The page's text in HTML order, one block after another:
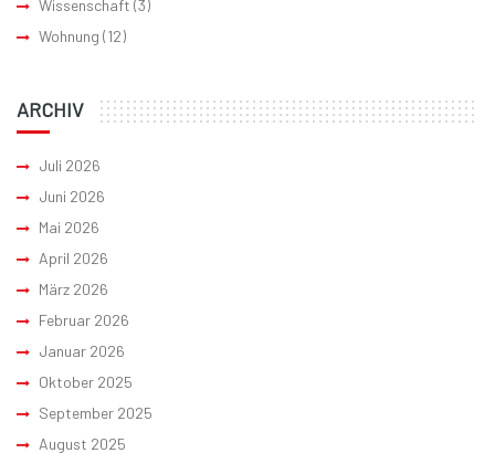
Wissenschaft (3)
Wohnung (12)
ARCHIV
Juli 2026
Juni 2026
Mai 2026
April 2026
März 2026
Februar 2026
Januar 2026
Oktober 2025
September 2025
August 2025